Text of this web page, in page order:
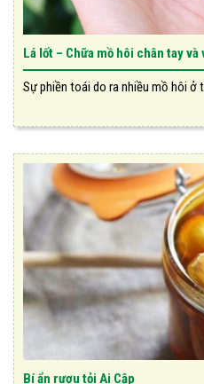
Lá lốt – Chữa mồ hôi chân tay và
Sự phiền toái do ra nhiều mồ hôi ở
Bí ẩn rượu tỏi Ai Cập